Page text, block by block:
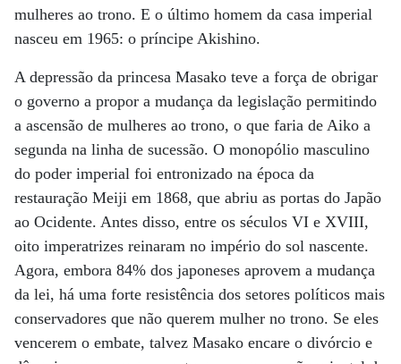
mulheres ao trono. E o último homem da casa imperial
nasceu em 1965: o príncipe Akishino.
A depressão da princesa Masako teve a força de obrigar
o governo a propor a mudança da legislação permitindo
a ascensão de mulheres ao trono, o que faria de Aiko a
segunda na linha de sucessão. O monopólio masculino
do poder imperial foi entronizado na época da
restauração Meiji em 1868, que abriu as portas do Japão
ao Ocidente. Antes disso, entre os séculos VI e XVIII,
oito imperatrizes reinaram no império do sol nascente.
Agora, embora 84% dos japoneses aprovem a mudança
da lei, há uma forte resistência dos setores políticos mais
conservadores que não querem mulher no trono. Se eles
vencerem o embate, talvez Masako encare o divórcio e